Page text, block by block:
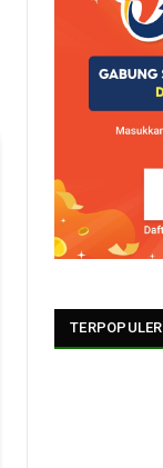
TERPOPULER